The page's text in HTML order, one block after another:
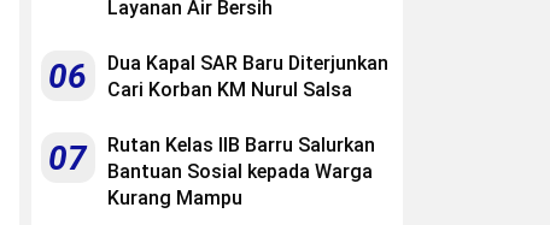
Layanan Air Bersih
06
Dua Kapal SAR Baru Diterjunkan
Cari Korban KM Nurul Salsa
07
Rutan Kelas IIB Barru Salurkan
Bantuan Sosial kepada Warga
Kurang Mampu